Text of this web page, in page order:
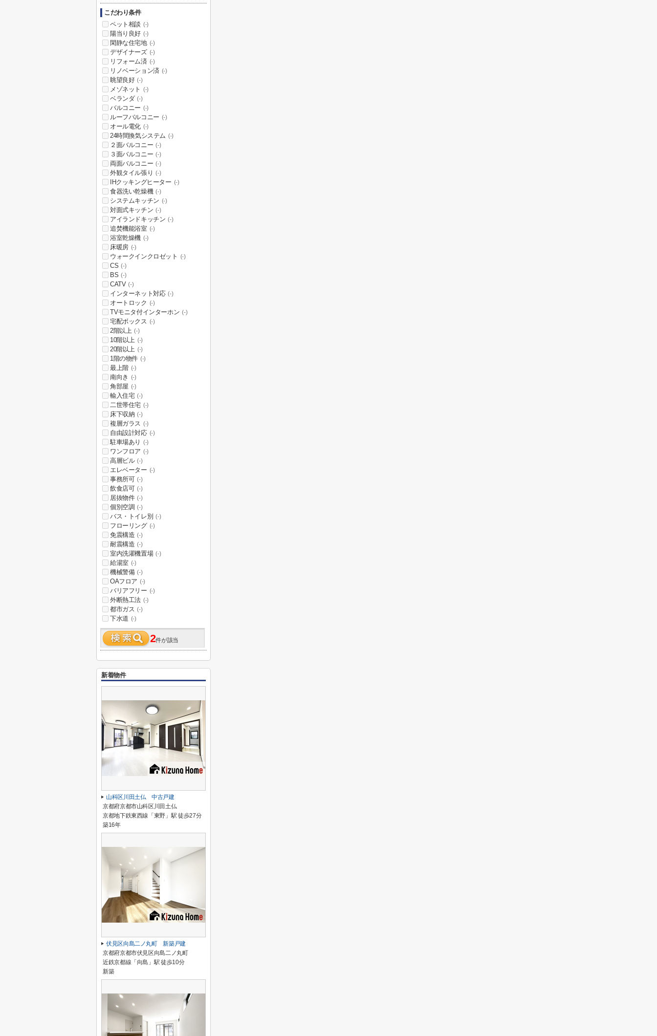
こだわり条件
ペット相談 (-)
陽当り良好 (-)
閑静な住宅地 (-)
デザイナーズ (-)
リフォーム済 (-)
リノベーション済 (-)
眺望良好 (-)
メゾネット (-)
ベランダ (-)
バルコニー (-)
ルーフバルコニー (-)
オール電化 (-)
24時間換気システム (-)
２面バルコニー (-)
３面バルコニー (-)
両面バルコニー (-)
外観タイル張り (-)
IHクッキングヒーター (-)
食器洗い乾燥機 (-)
システムキッチン (-)
対面式キッチン (-)
アイランドキッチン (-)
追焚機能浴室 (-)
浴室乾燥機 (-)
床暖房 (-)
ウォークインクロゼット (-)
CS (-)
BS (-)
CATV (-)
インターネット対応 (-)
オートロック (-)
TVモニタ付インターホン (-)
宅配ボックス (-)
2階以上 (-)
10階以上 (-)
20階以上 (-)
1階の物件 (-)
最上階 (-)
南向き (-)
角部屋 (-)
輸入住宅 (-)
二世帯住宅 (-)
床下収納 (-)
複層ガラス (-)
自由設計対応 (-)
駐車場あり (-)
ワンフロア (-)
高層ビル (-)
エレベーター (-)
事務所可 (-)
飲食店可 (-)
居抜物件 (-)
個別空調 (-)
バス・トイレ別 (-)
フローリング (-)
免震構造 (-)
耐震構造 (-)
室内洗濯機置場 (-)
給湯室 (-)
機械警備 (-)
OAフロア (-)
バリアフリー (-)
外断熱工法 (-)
都市ガス (-)
下水道 (-)
2件が該当
新着物件
山科区川田土仏 中古戸建
京都府京都市山科区川田土仏
京都地下鉄東西線「東野」駅 徒歩27分
築16年
伏見区向島二ノ丸町 新築戸建
京都府京都市伏見区向島二ノ丸町
近鉄京都線「向島」駅 徒歩10分
新築